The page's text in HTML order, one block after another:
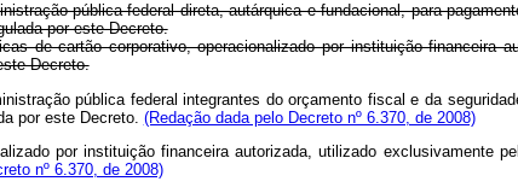
pública federal direta, autárquica e fundacional, para
por este Decreto.
de cartão corporativo, operacionalizado por instituição financeira
Decreto.
pública federal integrantes do orçamento fiscal e da
por este Decreto. (Redação dada pelo Decreto nº 6.370, de 2008)
por instituição financeira autorizada, utilizado exclusivamente
nº 6.370, de 2008)